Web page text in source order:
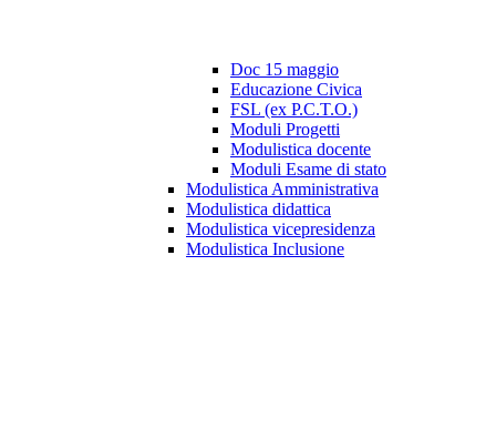
Doc 15 maggio
Educazione Civica
FSL (ex P.C.T.O.)
Moduli Progetti
Modulistica docente
Moduli Esame di stato
Modulistica Amministrativa
Modulistica didattica
Modulistica vicepresidenza
Modulistica Inclusione